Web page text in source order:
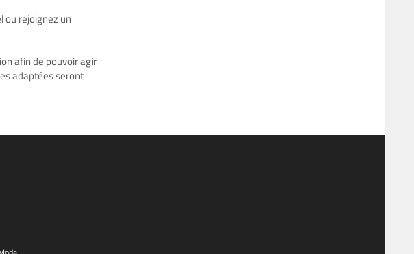
ou rejoignez un
afin de pouvoir agir
adaptées seront